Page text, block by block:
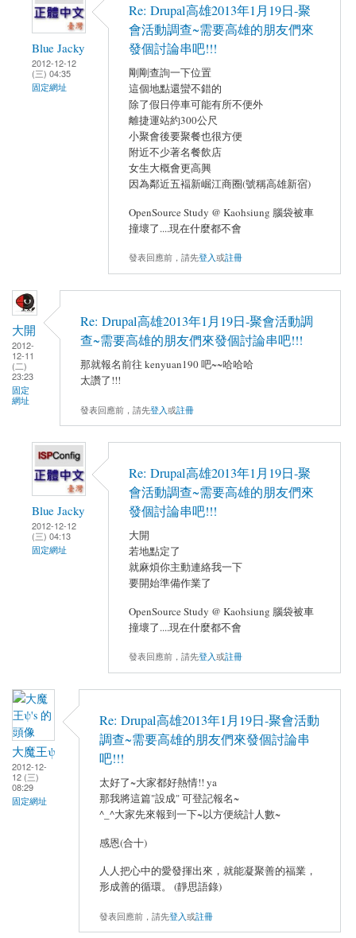
Blue Jacky
2012-12-12
(三) 04:35
固定網址
Re: Drupal高雄2013年1月19日-聚
會活動調查~需要高雄的朋友們來
發個討論串吧!!!
剛剛查詢一下位置
這個地點還蠻不錯的
除了假日停車可能有所不便外
離捷運站約300公尺
小聚會後要聚餐也很方便
附近不少著名餐飲店
女生大概會更高興
因為鄰近五褔新崛江商圈(號稱高雄新宿)
OpenSource Study @ Kaohsiung 腦袋被車
撞壞了....現在什麼都不會
發表回應前，請先登入或註冊
大開
2012-
12-11
(二)
23:23
固定
網址
Re: Drupal高雄2013年1月19日-聚會活動調
查~需要高雄的朋友們來發個討論串吧!!!
那就報名前往 kenyuan190 吧~~哈哈哈
太讚了!!!
發表回應前，請先登入或註冊
Blue Jacky
2012-12-12
(三) 04:13
固定網址
Re: Drupal高雄2013年1月19日-聚
會活動調查~需要高雄的朋友們來
發個討論串吧!!!
大開
若地點定了
就麻煩你主動連絡我一下
要開始準備作業了
OpenSource Study @ Kaohsiung 腦袋被車
撞壞了....現在什麼都不會
發表回應前，請先登入或註冊
大魔王ψ
2012-12-
12 (三)
08:29
固定網址
Re: Drupal高雄2013年1月19日-聚會活動
調查~需要高雄的朋友們來發個討論串
吧!!!
太好了~大家都好熱情!! ya
那我將這篇"設成" 可登記報名~
^_^大家先來報到一下~以方便統計人數~
感恩(合十)
人人把心中的愛發揮出來，就能凝聚善的福業，
形成善的循環。 (靜思語錄)
發表回應前，請先登入或註冊